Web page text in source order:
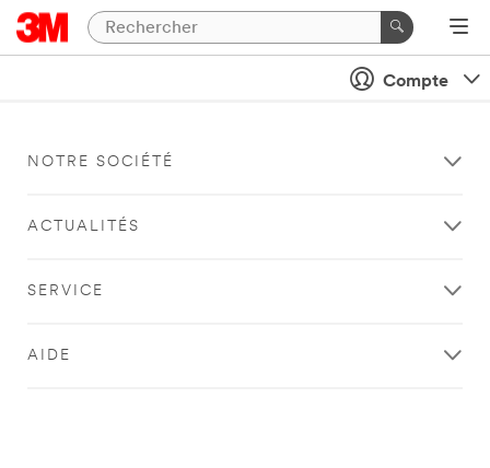
Compte
NOTRE SOCIÉTÉ
ACTUALITÉS
SERVICE
AIDE